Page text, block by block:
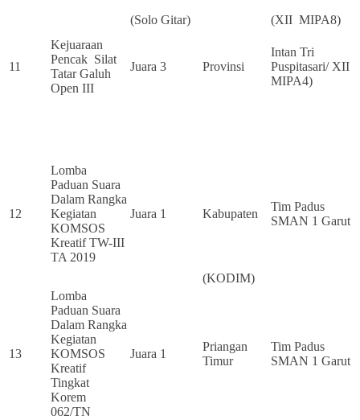
(Solo Gitar) (XII MIPA8)
11
Kejuaraan
Pencak Silat
Tatar Galuh
Open III
Juara 3 Provinsi
Intan Tri
Puspitasari/ XII
MIPA4)
12
Lomba
Paduan Suara
Dalam Rangka
Kegiatan
KOMSOS
Kreatif TW-III
TA 2019
Juara 1 Kabupaten
Tim Padus
SMAN 1 Garut
(KODIM)
13
Lomba
Paduan Suara
Dalam Rangka
Kegiatan
KOMSOS
Kreatif
Tingkat
Korem
062/TN
Juara 1
Priangan
Timur
Tim Padus
SMAN 1 Garut